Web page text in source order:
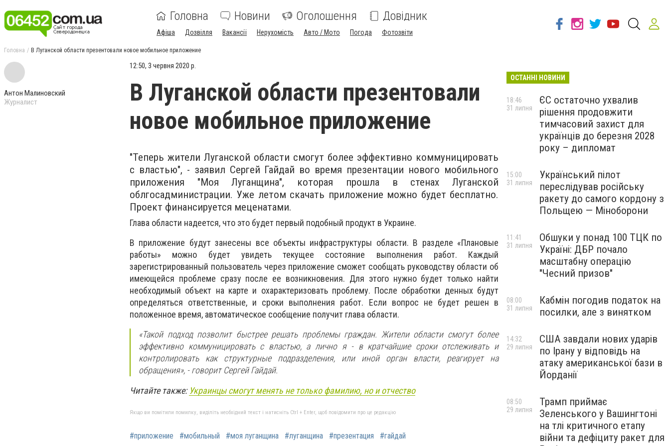
Головна Новини Оголошення Довідник
Афіша Дозвілля Вакансії Нерухомість Авто / Мото Погода Фотозвіти
Головна В Луганской области презентовали новое мобильное приложение
Антон Малиновский
Журналист
12:50, 3 червня 2020 р.
В Луганской области презентовали
новое мобильное приложение
"Теперь жители Луганской области смогут более эффективно коммуницировать
с властью", - заявил Сергей Гайдай во время презентации нового мобильного
приложения "Моя Луганщина", которая прошла в стенах Луганской
облгосадминистрации. Уже летом скачать приложение можно будет бесплатно.
Проект финансируется меценатами.
Глава области надеется, что это будет первый подобный продукт в Украине.
В приложение будут занесены все объекты инфраструктуры области. В разделе «Плановые
работы» можно будет увидеть текущее состояние выполнения работ. Каждый
зарегистрированный пользователь через приложение сможет сообщать руководству области об
имеющейся проблеме сразу после ее возникновения. Для этого нужно будет только найти
необходимый объект на карте и охарактеризовать проблему. После обработки денных будут
определяться ответственные, и сроки выполнения работ. Если вопрос не будет решен в
положенное время, автоматическое сообщение получит глава области.
«Такой подход позволит быстрее решать проблемы граждан. Жители области смогут более
эффективно коммуницировать с властью, а лично я - в кратчайшие сроки отслеживать и
контролировать как структурные подразделения, или иной орган власти, реагирует на
обращения», - говорит Сергей Гайдай.
Читайте также:Украинцы смогут менять не только фамилию, но и отчество
Якщо ви помітили помилку, виділіть необхідний текст і натисніть Ctrl + Enter, щоб повідомити про це редакцію
#приложение #мобильный #моя луганщина #луганщина #презентация #гайдай
ОСТАННІ НОВИНИ
ЄС остаточно ухвалив
рішення продовжити
тимчасовий захист для
українців до березня 2028
року – дипломат
18:46
31 липня
Український пілот
переслідував російську
ракету до самого кордону з
Польщею — Міноборони
15:00
31 липня
Обшуки у понад 100 ТЦК по
Україні: ДБР почало
масштабну операцію
"Чесний призов"
11:41
31 липня
Кабмін погодив податок на
посилки, але з винятком
08:00
31 липня
США завдали нових ударів
по Ірану у відповідь на
атаку американської бази в
Йорданії
14:32
29 липня
Трамп приймає
Зеленського у Вашингтоні
на тлі критичного етапу
війни та дефіциту ракет для
08:50
29 липня